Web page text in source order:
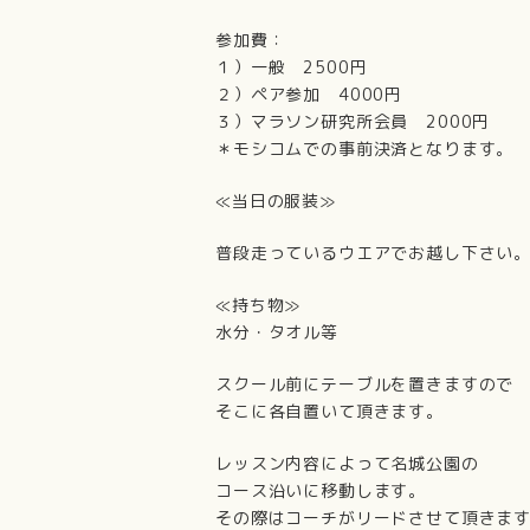
参加費：
１）一般 2500円
２）ペア参加 4000円
３）マラソン研究所会員 2000円
＊モシコムでの事前決済となります。
≪当日の服装≫
普段走っているウエアでお越し下さい
≪持ち物≫
水分・タオル等
スクール前にテーブルを置きますので
そこに各自置いて頂きます。
レッスン内容によって名城公園の
コース沿いに移動します。
その際はコーチがリードさせて頂きま